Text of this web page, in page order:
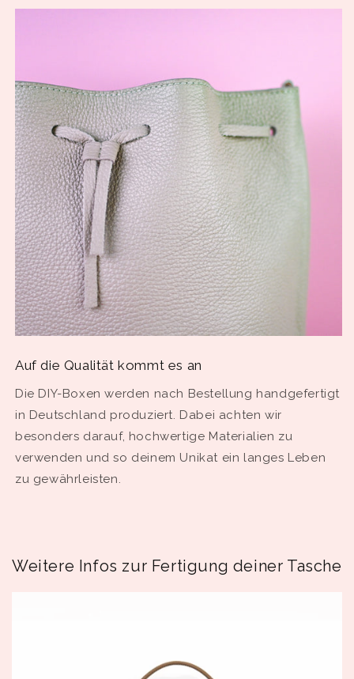
Auf die Qualität kommt es an
Die DIY-Boxen werden nach Bestellung handgefertigt
in Deutschland produziert. Dabei achten wir
besonders darauf, hochwertige Materialien zu
verwenden und so deinem Unikat ein langes Leben
zu gewährleisten.
Weitere Infos zur Fertigung deiner Tasche